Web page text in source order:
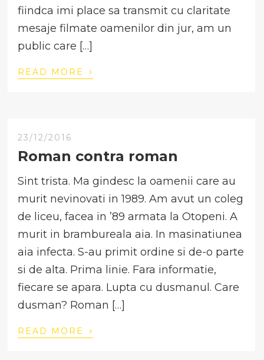
fiindca imi place sa transmit cu claritate
mesaje filmate oamenilor din jur, am un
public care […]
READ MORE ›
23/12/2016
Roman contra roman
Sint trista. Ma gindesc la oamenii care au
murit nevinovati in 1989. Am avut un coleg
de liceu, facea in ’89 armata la Otopeni. A
murit in brambureala aia. In masinatiunea
aia infecta. S-au primit ordine si de-o parte
si de alta. Prima linie. Fara informatie,
fiecare se apara. Lupta cu dusmanul. Care
dusman? Roman […]
READ MORE ›